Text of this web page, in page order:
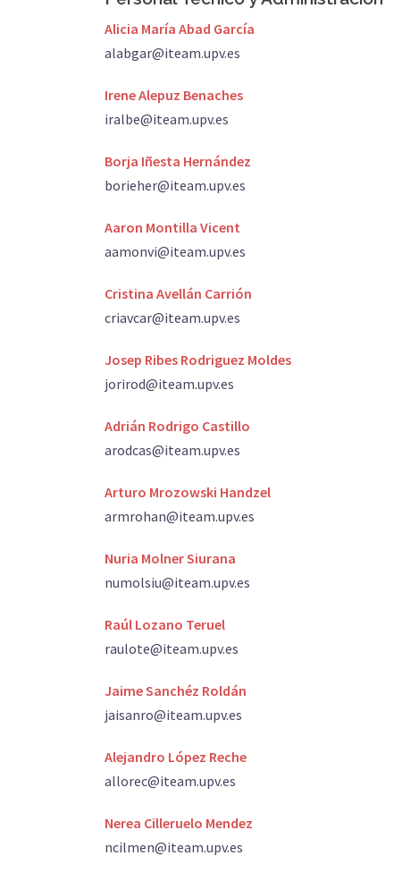
Alicia María Abad García
alabgar@iteam.upv.es
Irene Alepuz Benaches
iralbe@iteam.upv.es
Borja Iñesta Hernández
borieher@iteam.upv.es
Aaron Montilla Vicent
aamonvi@iteam.upv.es
Cristina Avellán Carrión
criavcar@iteam.upv.es
Josep Ribes Rodriguez Moldes
jorirod@iteam.upv.es
Adrián Rodrigo Castillo
arodcas@iteam.upv.es
Arturo Mrozowski Handzel
armrohan@iteam.upv.es
Nuria Molner Siurana
numolsiu@iteam.upv.es
Raúl Lozano Teruel
raulote@iteam.upv.es
Jaime Sanchéz Roldán
jaisanro@iteam.upv.es
Alejandro López Reche
allorec@iteam.upv.es
Nerea Cilleruelo Mendez
ncilmen@iteam.upv.es